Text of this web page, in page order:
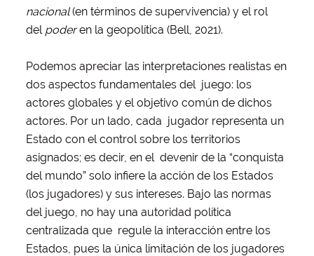
nacional(en términos de supervivencia) y el rol
del poderen la geopolítica (Bell, 2021).
Podemos apreciar las interpretaciones realistas en
dos aspectos fundamentales del juego: los
actores globales y el objetivo común de dichos
actores. Por un lado, cada jugador representa un
Estado con el control sobre los territorios
asignados; es decir, en el devenir de la “conquista
del mundo” solo infiere la acción de los Estados
(los jugadores) y sus intereses. Bajo las normas
del juego, no hay una autoridad política
centralizada que regule la interacción entre los
Estados, pues la única limitación de los jugadores